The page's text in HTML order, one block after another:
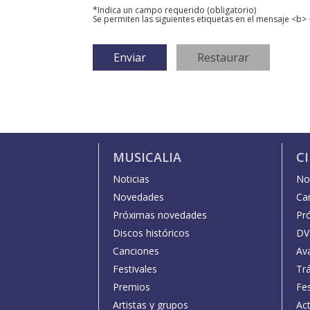
*Indica un campo requerido (obligatorio)
Se permiten las siguientes etiquetas en el mensaje <b>
MUSICALIA
Noticias
Novedades
Próximas novedades
Discos históricos
Canciones
Festivales
Premios
Artistas y grupos